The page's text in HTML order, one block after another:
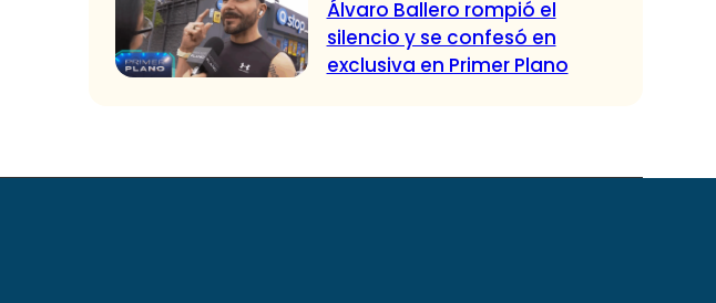
Álvaro Ballero rompió el
silencio y se confesó en
exclusiva en Primer Plano